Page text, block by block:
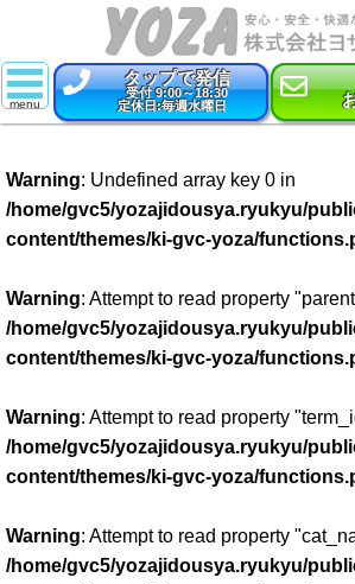
タップで発信
受付 9:00～18:30
定休日:毎週水曜日
新車
特選中古車
車検
点検・整備
コーティング
Warning: Undefined array key 0 in
/home/gvc5/yozajidousya.ryukyu/
content/themes/ki-gvc-yoza/
Warning: Attempt to read property
/home/gvc5/yozajidousya.ryukyu/
content/themes/ki-gvc-yoza/
Warning: Attempt to read property
/home/gvc5/yozajidousya.ryukyu/
content/themes/ki-gvc-yoza/
Warning: Attempt to read property
/home/gvc5/yozajidousya.ryukyu/